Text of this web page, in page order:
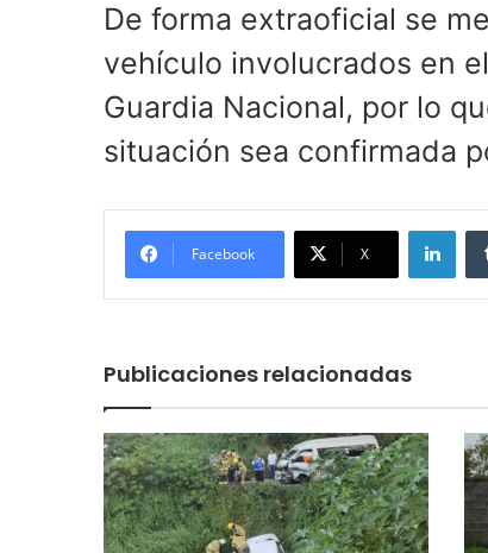
De forma extraoficial se
vehículo involucrados en
Guardia Nacional, por lo
situación sea confirmada
Facebook X
Publicaciones relacionadas